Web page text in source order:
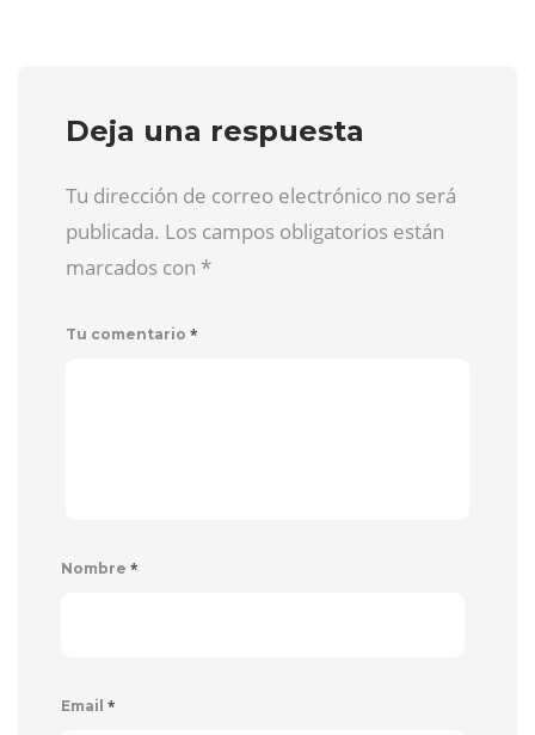
Deja una respuesta
Tu dirección de correo electrónico no será
publicada. Los campos obligatorios están
marcados con *
Tu comentario *
Nombre *
Email *